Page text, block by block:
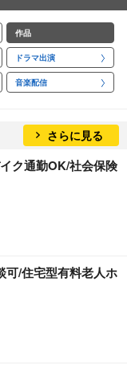
作品
ドラマ出演
音楽配信
さらに見る
ク通勤OK/社会保険
可/住宅型有料老人ホ